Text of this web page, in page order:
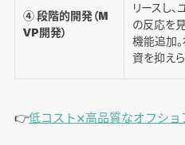
④ 段階的開発（M
VP開発）
リースし
の反応を
機能追加
資を抑え
👉️低コスト×高品質なオフショ